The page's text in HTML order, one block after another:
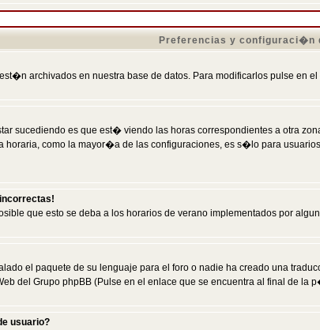
Preferencias y configuraci�n
archivados en nuestra base de datos. Para modificarlos pulse en el
sucediendo es que est� viendo las horas correspondientes a otra
horaria, como la mayor�a de las configuraciones, es s�lo para
que esto se deba a los horarios de verano implementados por
el paquete de su lenguaje para el foro o nadie ha creado una
del Grupo phpBB (Pulse en el enlace que se encuentra al final de la
usuario?